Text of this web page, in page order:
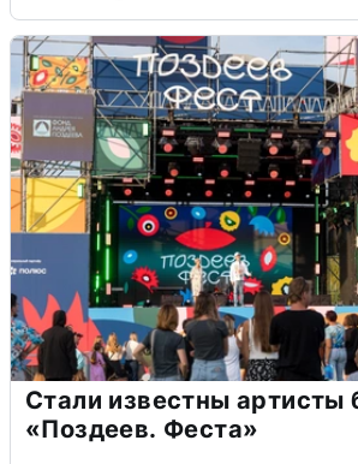
Стали известны артисты
«Поздеев. Феста»